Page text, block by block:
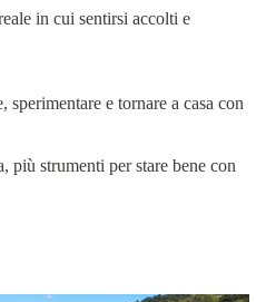
in cui sentirsi accolti e
sperimentare e tornare a casa con
più strumenti per stare bene con